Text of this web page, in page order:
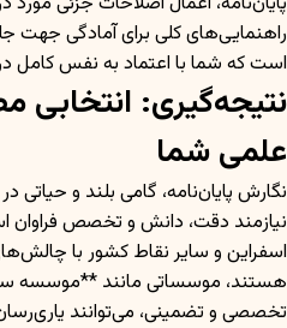
راهنمایی‌های کلی برای آمادگی
است که شما با اعتماد به نفس کامل
نتیجه‌گیری: انتخابی
علمی شما
نگارش پایان‌نامه، گامی بلند و
نیازمند دقت، دانش و تخصص فراوان
اسفراین و سایر نقاط کشور با
هستند، موسساتی مانند **موسسه
تخصصی و تضمینی، می‌توانند